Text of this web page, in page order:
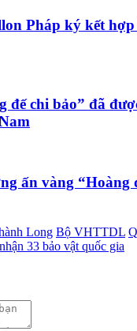
Pháp ký kết
đế chi bảo” đã
ấn vàng “Hoàng
Long Bộ VHTTDL
33 bảo vật quốc gia